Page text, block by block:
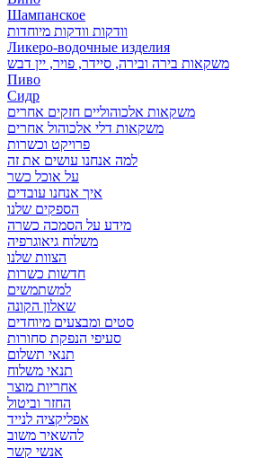
Шампанское
וודקות וודקות מיוחדות
Ликеро-водочные изделия
משקאות בירה ובירה, סיידר, פויר, יין דבש
Пиво
Сидр
משקאות אלכוהוליים חזקים אחרים
משקאות דלי אלכוהול אחרים
פרויקט וכשרות
למה אנחנו עושים את זה
על אוכל כשר
איך אנחנו עובדים
הספקים שלנו
מידע על הסמכה כשרה
משלוח גיאוגרפיה
הצוות שלנו
חדשות כשרות
למשתמשים
שאלון הקונה
סטים ומבצעים מיוחדים
סעיפי הנפקת סחורות
תנאי תשלום
תנאי משלוח
אחריות מוצר
החזר וביטול
אפליקציה לנייד
להשאיר משוב
אנשי קשר